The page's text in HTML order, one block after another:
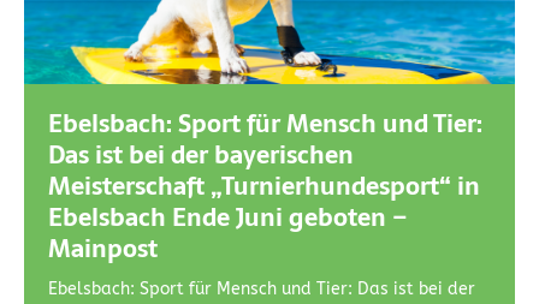
Ebelsbach: Sport für Mensch und Tier:
Das ist bei der bayerischen
Meisterschaft „Turnierhundesport“ in
Ebelsbach Ende Juni geboten –
Mainpost
Ebelsbach: Sport für Mensch und Tier: Das ist bei der